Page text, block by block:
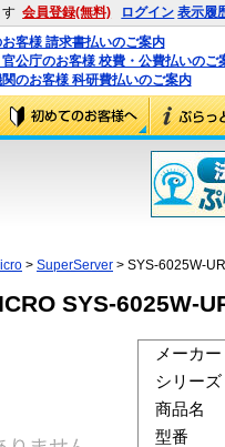
会員登録(無料) ログイン 表示履
客様 請求書払いのご案内
公庁のお客様 校費・公費払いのご
のお客様 科研費払いのご案内
> SuperServer > SYS-6025W-
SYS-6025W-
メーカー
シリーズ
商品名
型番